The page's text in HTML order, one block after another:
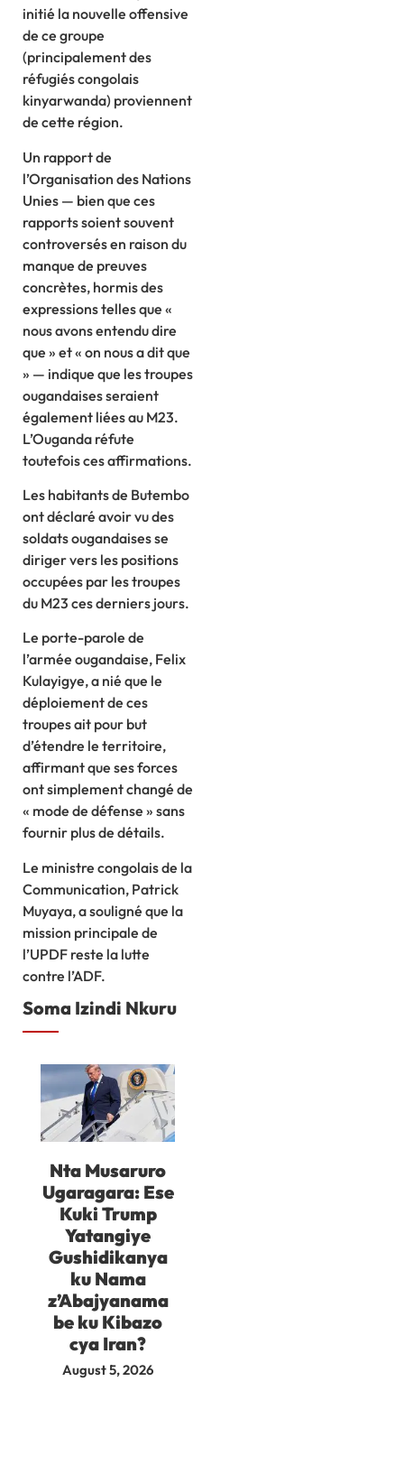
initié la nouvelle offensive
de ce groupe
(principalement des
réfugiés congolais
kinyarwanda) proviennent
de cette région.
Un rapport de
l’Organisation des Nations
Unies — bien que ces
rapports soient souvent
controversés en raison du
manque de preuves
concrètes, hormis des
expressions telles que «
nous avons entendu dire
que » et « on nous a dit que
» — indique que les troupes
ougandaises seraient
également liées au M23.
L’Ouganda réfute
toutefois ces affirmations.
Les habitants de Butembo
ont déclaré avoir vu des
soldats ougandaises se
diriger vers les positions
occupées par les troupes
du M23 ces derniers jours.
Le porte-parole de
l’armée ougandaise, Felix
Kulayigye, a nié que le
déploiement de ces
troupes ait pour but
d’étendre le territoire,
affirmant que ses forces
ont simplement changé de
« mode de défense » sans
fournir plus de détails.
Le ministre congolais de la
Communication, Patrick
Muyaya, a souligné que la
mission principale de
l’UPDF reste la lutte
contre l’ADF.
Soma Izindi Nkuru
Nta Musaruro
Ugaragara: Ese
Kuki Trump
Yatangiye
Gushidikanya
ku Nama
z’Abajyanama
be ku Kibazo
cya Iran?
August 5, 2026